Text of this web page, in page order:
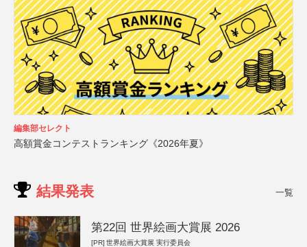
編集部セレクト
高額賞金コンテストランキング《2026年夏》
結果発表 一覧
第22回 世界絵画大賞展 2026
[PR] 世界絵画大賞展 実行委員会